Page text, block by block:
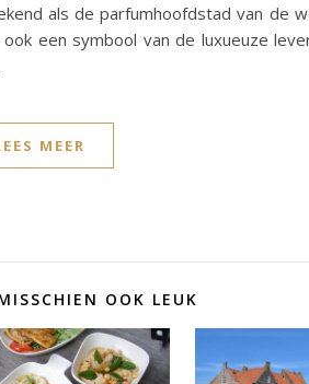
als de parfumhoofdstad van de
een symbool van de luxueuze
MEER
OOK LEUK